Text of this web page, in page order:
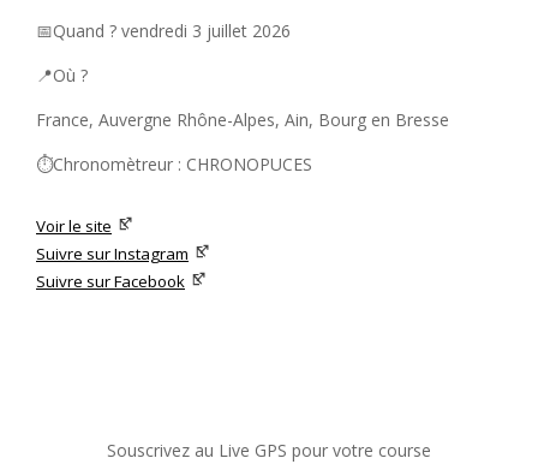
📅Quand ? vendredi 3 juillet 2026
📍Où ?
France, Auvergne Rhône-Alpes, Ain, Bourg en Bresse
⏱️Chronomètreur : CHRONOPUCES
Voir le site
Suivre sur Instagram
Suivre sur Facebook
Souscrivez au Live GPS pour votre course